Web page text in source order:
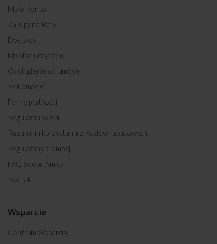
618GE1.33HZPTAQ(W) (kod: 54038)
618GE2.33HZPTANQ(XX) (kod: 54040)
618GE3.43HZPTADNQ(W) (kod: 54043)
618GE3.43HZPTADNQ(XX) (kod: 54044)
618GE3.43HZPTAKDNAQ(W) (kod: 54045)
618GE3.43HZPTAKDPNAQ(XX) (kod: 54046)
618GG4.43HZPMSQ(XX) (kod: 54048)
618GG5.43HZPMSDNAQ(XX) (kod: 54049)
58IE3.320HTADQ(W) (kod: 54583)
58IE3.318HTADQ(XV) (kod: 54584)
614GCE3.33ZPTSAQ(XL) (kod: 54713)
620GE3.33ZPTAFQ(XX) (kod: 54714)
618GG5.43HZPTABDNQ(XX) (kod: 54745)
57GE2.33HZPTA(W) (kod: 54752)
57GE2.33HZPTA(XX) (kod: 54753)
Moje Konto
Zakupy na Raty
Dostawa
Montaż urządzeń
Odstąpienie od umowy
Reklamacje
Formy płatności
Regulamin sklepu
Regulamin korzystania z Kodów rabatowych
Regulaminy promocji
FAQ Sklepu Amica
Kontakt
Wsparcie
Centrum Wsparcia